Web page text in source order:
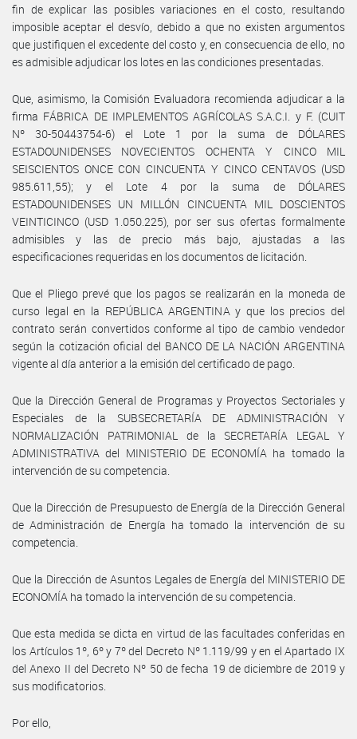
fin de explicar las posibles variaciones en el costo, resultando
imposible aceptar el desvío, debido a que no existen argumentos
que justifiquen el excedente del costo y, en consecuencia de ello, no
es admisible adjudicar los lotes en las condiciones presentadas.
Que, asimismo, la Comisión Evaluadora recomienda adjudicar a la
firma FÁBRICA DE IMPLEMENTOS AGRÍCOLAS S.A.C.I. y F. (CUIT
Nº 30-50443754-6) el Lote 1 por la suma de DÓLARES
ESTADOUNIDENSES NOVECIENTOS OCHENTA Y CINCO MIL
SEISCIENTOS ONCE CON CINCUENTA Y CINCO CENTAVOS (USD
985.611,55); y el Lote 4 por la suma de DÓLARES
ESTADOUNIDENSES UN MILLÓN CINCUENTA MIL DOSCIENTOS
VEINTICINCO (USD 1.050.225), por ser sus ofertas formalmente
admisibles y las de precio más bajo, ajustadas a las
especificaciones requeridas en los documentos de licitación.
Que el Pliego prevé que los pagos se realizarán en la moneda de
curso legal en la REPÚBLICA ARGENTINA y que los precios del
contrato serán convertidos conforme al tipo de cambio vendedor
según la cotización oficial del BANCO DE LA NACIÓN ARGENTINA
vigente al día anterior a la emisión del certificado de pago.
Que la Dirección General de Programas y Proyectos Sectoriales y
Especiales de la SUBSECRETARÍA DE ADMINISTRACIÓN Y
NORMALIZACIÓN PATRIMONIAL de la SECRETARÍA LEGAL Y
ADMINISTRATIVA del MINISTERIO DE ECONOMÍA ha tomado la
intervención de su competencia.
Que la Dirección de Presupuesto de Energía de la Dirección General
de Administración de Energía ha tomado la intervención de su
competencia.
Que la Dirección de Asuntos Legales de Energía del MINISTERIO DE
ECONOMÍA ha tomado la intervención de su competencia.
Que esta medida se dicta en virtud de las facultades conferidas en
los Artículos 1º, 6º y 7º del Decreto Nº 1.119/99 y en el Apartado IX
del Anexo II del Decreto Nº 50 de fecha 19 de diciembre de 2019 y
sus modificatorios.
Por ello,